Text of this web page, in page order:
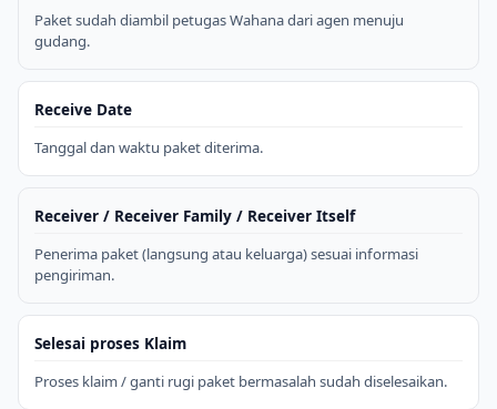
Paket sudah diambil petugas Wahana dari agen menuju
gudang.
Receive Date
Tanggal dan waktu paket diterima.
Receiver / Receiver Family / Receiver Itself
Penerima paket (langsung atau keluarga) sesuai informasi
pengiriman.
Selesai proses Klaim
Proses klaim / ganti rugi paket bermasalah sudah diselesaikan.